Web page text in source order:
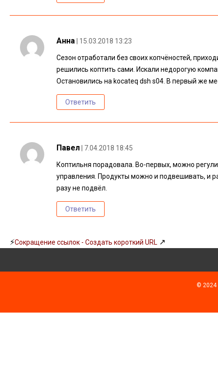
Анна | 15.03.2018 13:23
Сезон отработали без своих копчёностей,
решились коптить сами. Искали недорогую
Остановились на kocateq dsh s04. В первый же
Ответить
Павел | 7.04.2018 18:45
Коптильня порадовала. Во-первых, можно
управления. Продукты можно и подвешивать, и
разу не подвёл.
Ответить
⚡Сокращение ссылок - Создать короткий URL↗
© 2024